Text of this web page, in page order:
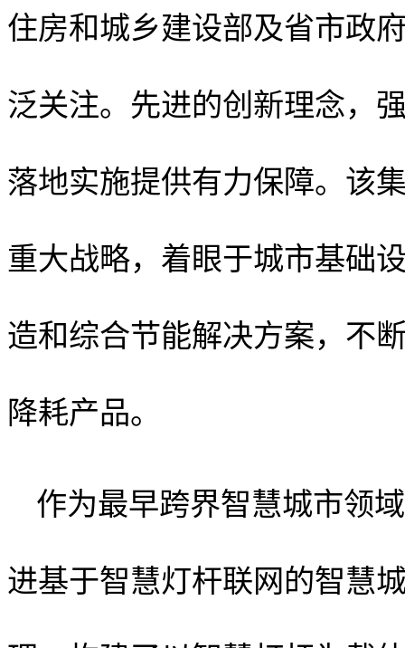
住房和城乡建设部及省市政
泛关注。先进的创新理念，
落地实施提供有力保障。该
重大战略，着眼于城市基础
造和综合节能解决方案，不
降耗产品。
作为最早跨界智慧城市领
进基于智慧灯杆联网的智慧